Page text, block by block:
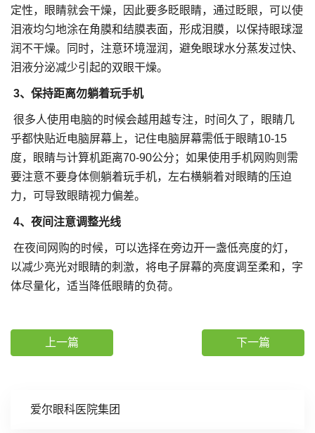
爱尔眼科医院集团
定性，眼睛就会干燥，因此要多眨眼睛，通过眨眼，可以使
泪液均匀地涂在角膜和结膜表面，形成泪膜，以保持眼球湿
润不干燥。同时，注意环境湿润，避免眼球水分蒸发过快、
泪液分泌减少引起的双眼干燥。
3、保持距离勿躺着玩手机
很多人使用电脑的时候会越用越专注，时间久了，眼睛几
乎都快贴近电脑屏幕上，记住电脑屏幕需低于眼睛10-15
度，眼睛与计算机距离70-90公分；如果使用手机网购则需
要注意不要身体侧躺着玩手机，左右横躺着对眼睛的压迫
力，可导致眼睛视力偏差。
4、夜间注意调整光线
在夜间网购的时候，可以选择在旁边开一盏低亮度的灯，
以减少亮光对眼睛的刺激，将电子屏幕的亮度调至柔和，字
体尽量化，适当降低眼睛的负荷。
上一篇 下一篇